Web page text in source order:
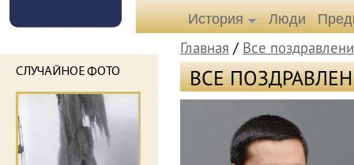
История Люди
СЛУЧАЙНОЕ ФОТО
Главная / Все
ВСЕ